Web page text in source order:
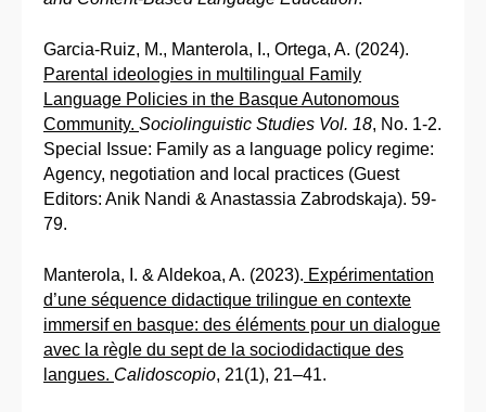
Garcia-Ruiz, M., Manterola, I., Ortega, A. (2024).
Parental ideologies in multilingual Family
Language Policies in the Basque Autonomous
Community. Sociolinguistic Studies Vol. 18, No. 1-2.
Special Issue: Family as a language policy regime:
Agency, negotiation and local practices (Guest
Editors: Anik Nandi & Anastassia Zabrodskaja). 59-
79.
Manterola, I. & Aldekoa, A. (2023). Expérimentation
d’une séquence didactique trilingue en contexte
immersif en basque: des éléments pour un dialogue
avec la règle du sept de la sociodidactique des
langues. Calidoscopio, 21(1), 21–41.